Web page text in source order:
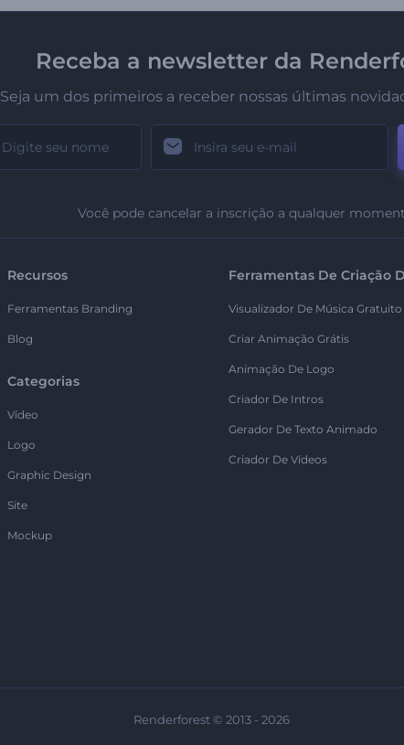
Receba a newsletter da
Seja um dos primeiros a receber nossas últimas
Você pode cancelar a inscrição a qualquer
Recursos
Ferramentas Branding
Blog
Categorias
Vídeo
Logo
Graphic Design
Site
Mockup
Ferramentas De Criação
Visualizador De Música Gratuito
Criar Animação Grátis
Animação De Logo
Criador De Intros
Gerador De Texto Animado
Criador De Vídeos
Renderforest © 2013 - 2026